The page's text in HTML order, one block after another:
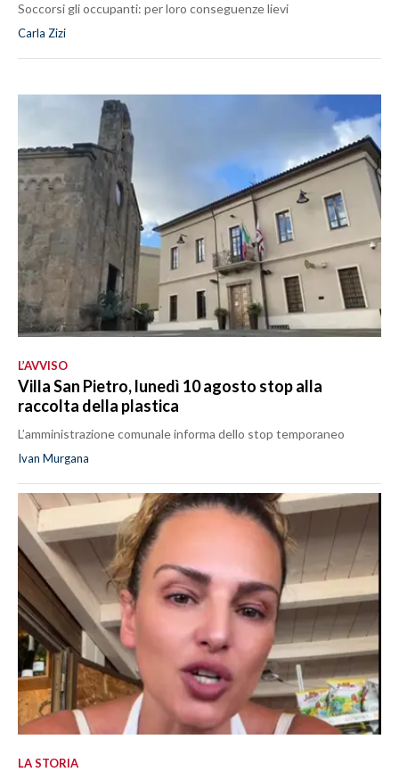
Soccorsi gli occupanti: per loro conseguenze lievi
Carla Zizi
L’AVVISO
Villa San Pietro, lunedì 10 agosto stop alla
raccolta della plastica
L’amministrazione comunale informa dello stop temporaneo
Ivan Murgana
LA STORIA